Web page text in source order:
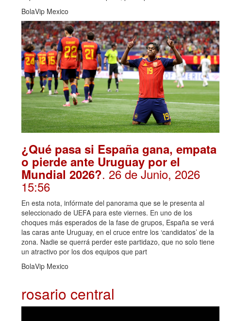
BolaVip Mexico
¿Qué pasa si España gana, empata
o pierde ante Uruguay por el
Mundial 2026?. 26 de Junio, 2026
15:56
En esta nota, infórmate del panorama que se le presenta al
seleccionado de UEFA para este viernes. En uno de los
choques más esperados de la fase de grupos, España se verá
las caras ante Uruguay, en el cruce entre los ‘candidatos’ de la
zona. Nadie se querrá perder este partidazo, que no solo tiene
un atractivo por los dos equipos que part
BolaVip Mexico
rosario central